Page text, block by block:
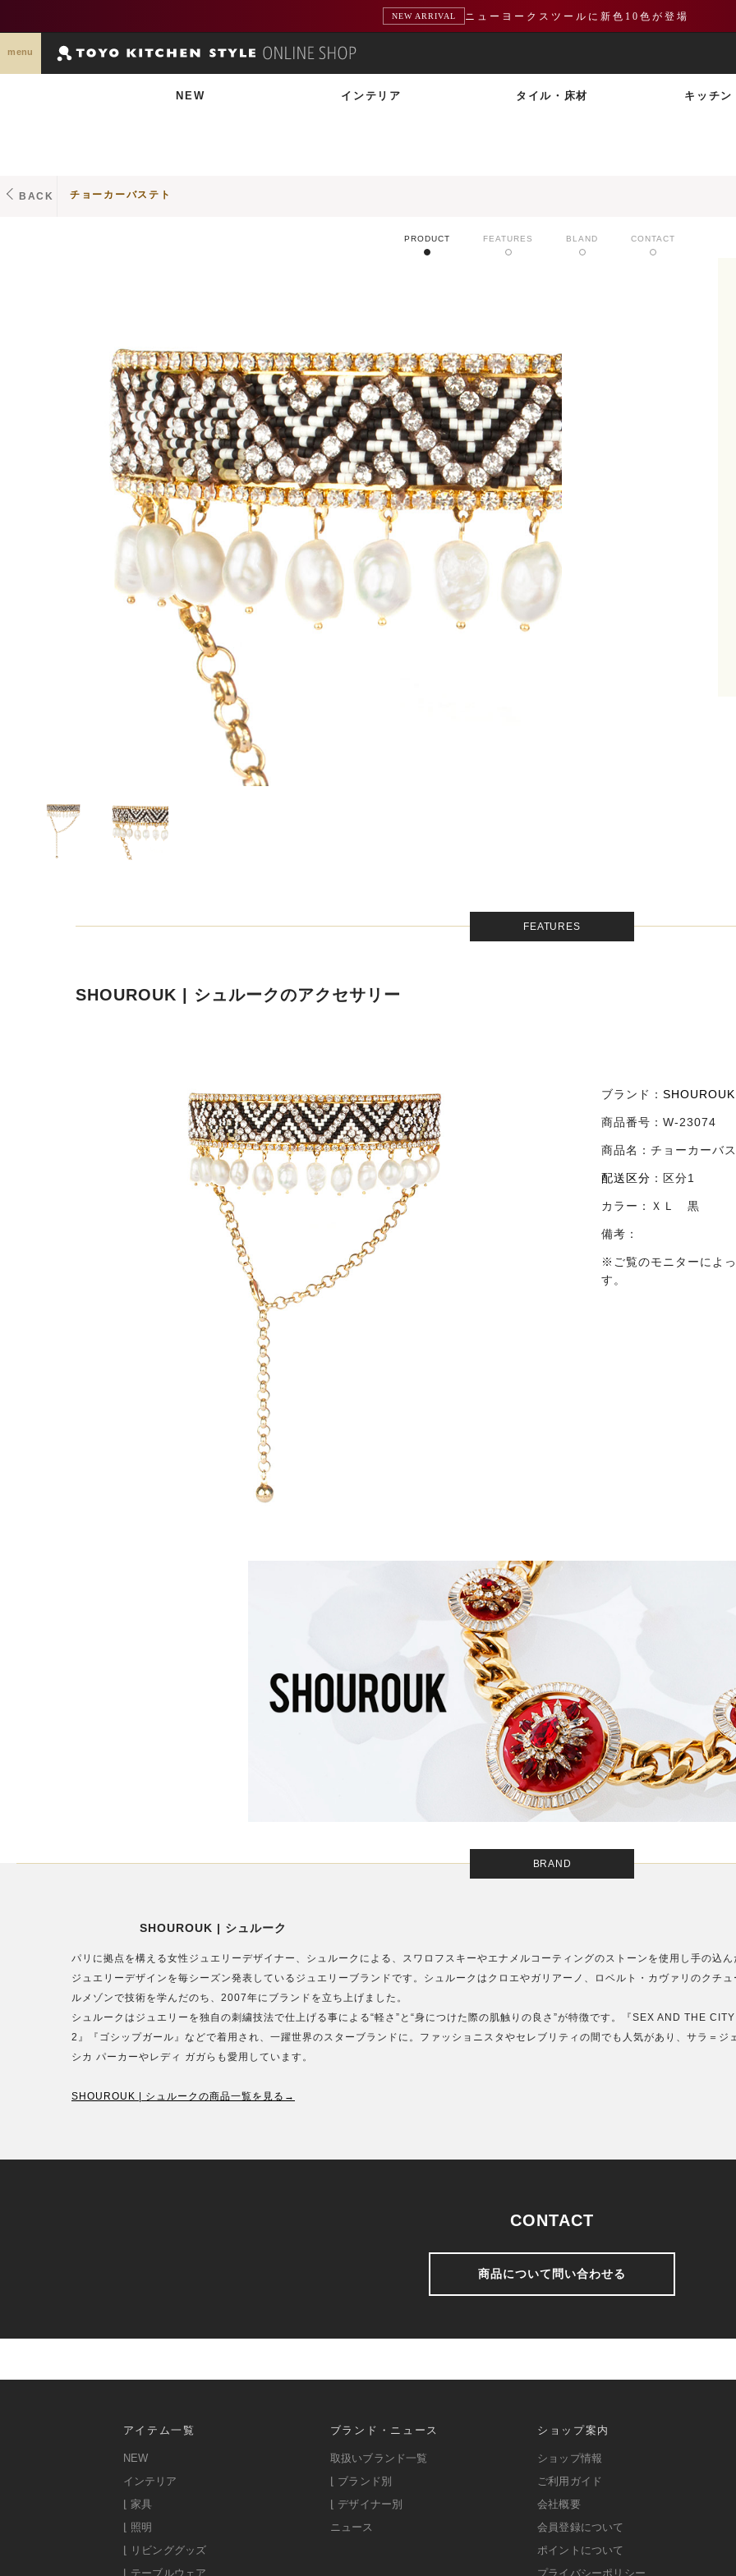
NEW ARRIVAL ニューヨークスツールに新色10色が登場
menu
NEW インテリア タイル・床材 キッチン
BACK チョーカーバステト
PRODUCT FEATURES BLAND CONTACT
FEATURES
SHOUROUK | シュルークのアクセサリー
ブランド：
商品番号： W-23074
商品名： チョーカーバ
配送区分 ： 区分1
カラー： ＸＬ 黒
備考：
※ご覧のモニターによ
す。
BRAND
SHOUROUK | シュルーク
パリに拠点を構える女性ジュエリーデザイナー、シュルークによる、スワロフスキーやエナメルコーティングのストーンを使用し手の込ん
ジュエリーデザインを毎シーズン発表しているジュエリーブランドです。シュルークはクロエやガリアーノ、ロベルト・カヴァリのクチュ
ルメゾンで技術を学んだのち、2007年にブランドを立ち上げました。
シュルークはジュエリーを独自の刺繍技法で仕上げる事による“軽さ”と“身につけた際の肌触りの良さ”が特徴です。『SEX AND THE CITY
2』『ゴシップガール』などで着用され、一躍世界のスターブランドに。ファッショニスタやセレブリティの間でも人気があり、サラ＝ジ
シカ パーカーやレディ ガガらも愛用しています。
SHOUROUK | シュルークの商品一覧を見る→
CONTACT
商品について問い合わせる
アイテム一覧
NEW
インテリア
⌊ 家具
⌊ 照明
⌊ リビンググッズ
⌊ テーブルウェア
ブランド・ニュース
取扱いブランド一覧
⌊ ブランド別
⌊ デザイナー別
ニュース
ショップ案内
ショップ情報
ご利用ガイド
会社概要
会員登録について
ポイントについて
プライバシーポリシー